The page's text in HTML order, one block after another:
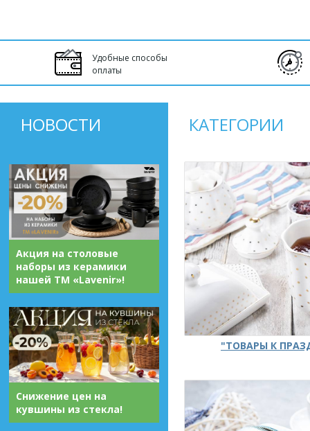
Удобные способы
оплаты
НОВОСТИ
Акция на столовые
наборы из керамики
нашей ТМ «Lavenir»!
Снижение цен на
кувшины из стекла!
КАТЕГОРИИ
"ТОВАРЫ К